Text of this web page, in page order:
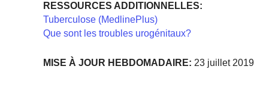
RESSOURCES ADDITIONNELLES:
Tuberculose (MedlinePlus)
Que sont les troubles urogénitaux?
MISE À JOUR HEBDOMADAIRE: 23 juillet 2019